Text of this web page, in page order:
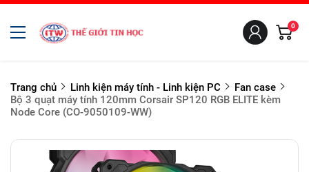
0
Trang chủ Linh kiện máy tính - Linh kiện PC
Fan case
Bộ 3 quạt máy tính 120mm Corsair SP120 RGB ELITE kèm
Node Core (CO-9050109-WW)